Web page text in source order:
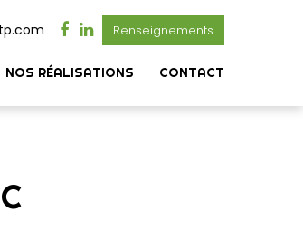
Renseignements
NOS RÉALISATIONS CONTACT